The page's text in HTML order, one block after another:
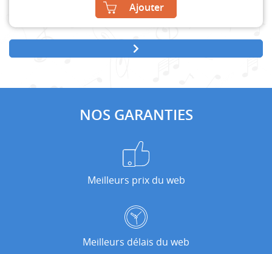
Ajouter
NOS GARANTIES
Meilleurs prix du web
Meilleurs délais du web